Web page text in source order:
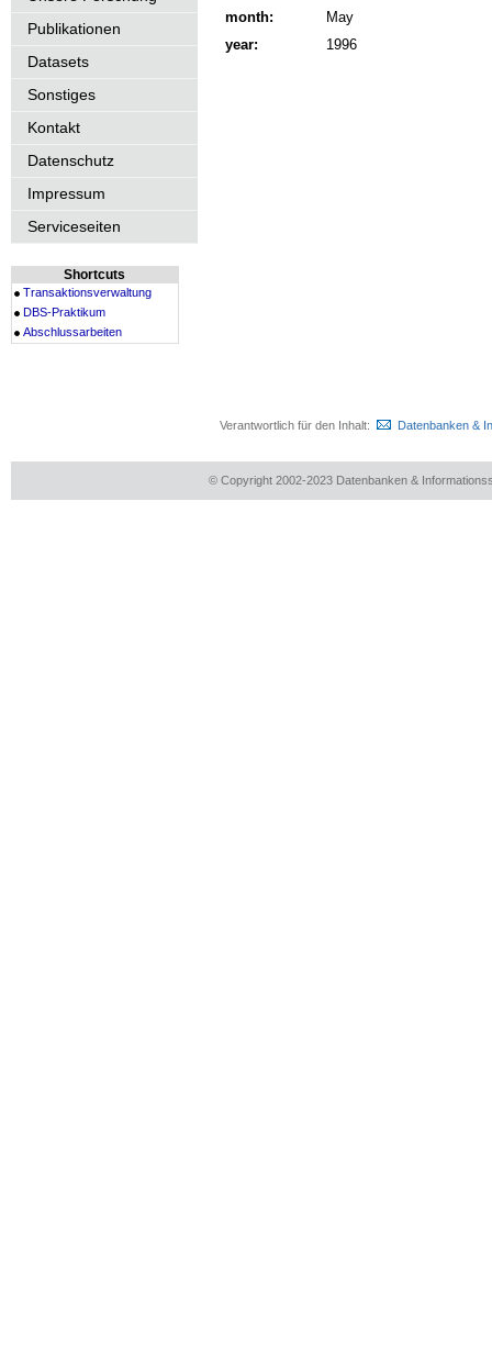
Publikationen
Datasets
Sonstiges
Kontakt
Datenschutz
Impressum
Serviceseiten
Shortcuts
Transaktionsverwaltung
DBS-Praktikum
Abschlussarbeiten
month:
May
year:
1996
Verantwortlich für den Inhalt: Datenbanken &
© Copyright 2002-2023 Datenbanken &